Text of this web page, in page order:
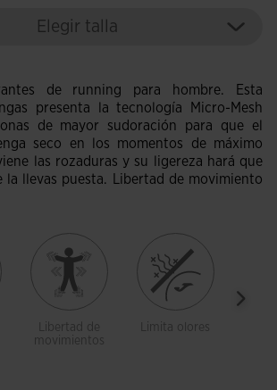
Elegir talla
de running para hombre. Esta
presenta la tecnología Micro-Mesh
de mayor sudoración para que el
seco en los momentos de máximo
las rozaduras y su ligereza hará que
la llevas puesta. Libertad de movimiento
Libertad de
movimientos
Limita olores